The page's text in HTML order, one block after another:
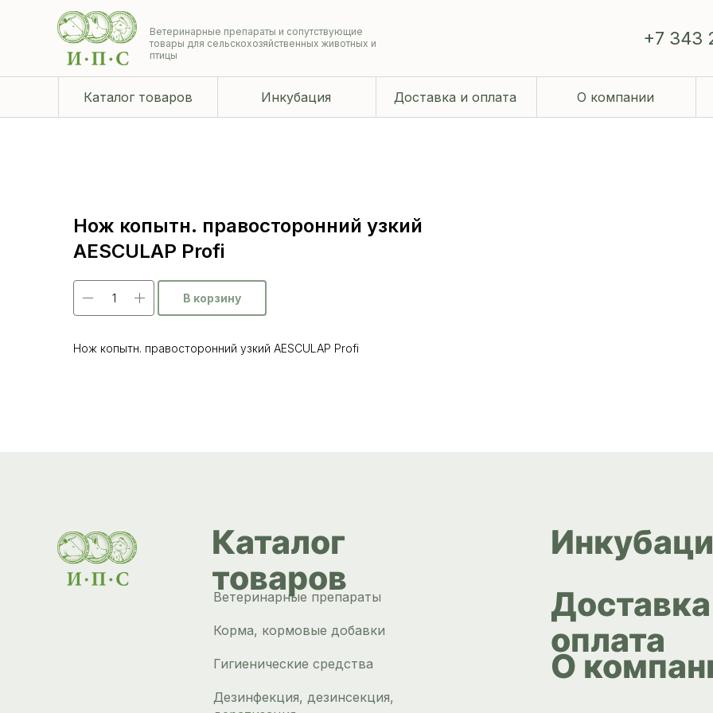
Каталог товаров Инкубация Доставка и оплата О компании
Ветеринарные препараты и сопутствующие
товары для сельскохозяйственных животных и
птицы
+7 343
Нож копытн. правосторонний узкий
AESCULAP Profi
В корзину
Нож копытн. правосторонний узкий AESCULAP Profi
Каталог
товаров
оплата
О
Ветеринарные препараты
Корма, кормовые добавки
Гигиенические средства
Дезинфекция, дезинсекция,